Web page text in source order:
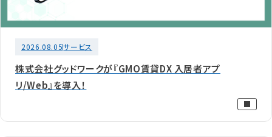
2026.08.05サービス
株式会社グッドワークが『GMO賃貸DX 入居者アプ
リ/Web』を導入！